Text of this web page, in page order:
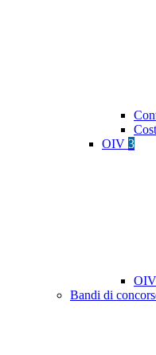
OIV 3
Bandi di